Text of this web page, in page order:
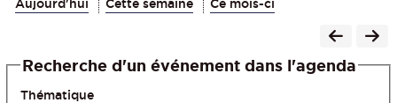
Aujourd'hui Cette semaine Ce mois-ci
Recherche d'un événement dans l'agenda
Thématique